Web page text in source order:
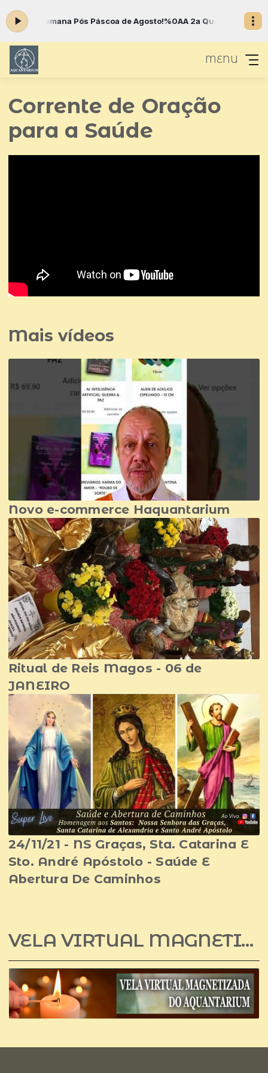
Semana Pós Páscoa de Agosto!%0AA 2a Quaresma e o
MENU
Corrente de Oração
para a Saúde
Mais vídeos
Novo e-commerce Haquantarium
Ritual de Reis Magos - 06 de
JANEIRO
24/11/21 - NS Graças, Sta. Catarina E
Sto. André Apóstolo - Saúde E
Abertura De Caminhos
VELA VIRTUAL MAGNETIZADA